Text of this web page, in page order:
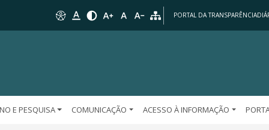
PORTAL DA TRANSPARÊNCIA
E PESQUISA COMUNICAÇÃO ACESSO À INFORMAÇÃO